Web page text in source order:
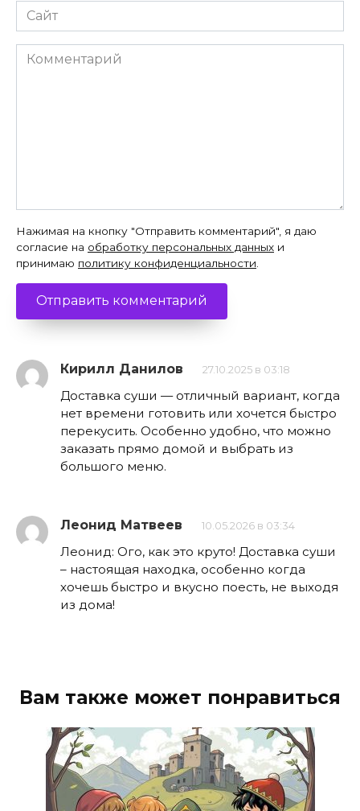
Сайт
Комментарий
Нажимая на кнопку "Отправить комментарий", я даю
согласие на обработку персональных данных и
принимаю политику конфиденциальности
Кирилл Данилов 27.10.2025 в 03:18
Доставка суши — отличный вариант, когда
нет времени готовить или хочется быстро
перекусить. Особенно удобно, что можно
заказать прямо домой и выбрать из
большого меню.
Леонид Матвеев 10.05.2026 в 03:34
Леонид: Ого, как это круто! Доставка суши
– настоящая находка, особенно когда
хочешь быстро и вкусно поесть, не выходя
из дома!
Вам также может понравиться